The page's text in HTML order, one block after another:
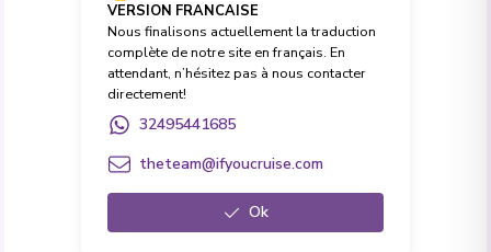
Excursions
Excursions à terre
Frais & Formalités
Pourboires et frais de service
Frais de visa (à charge du client)
Vie à bord & Divertissement
Conférences
Animations à bord
VERSION FRANCAISE
Nous finalisons actuellement la traduction
complète de notre site en français. En
attendant, n’hésitez pas à nous contacter
directement!
32495441685
theteam@ifyoucruise.com
Ok